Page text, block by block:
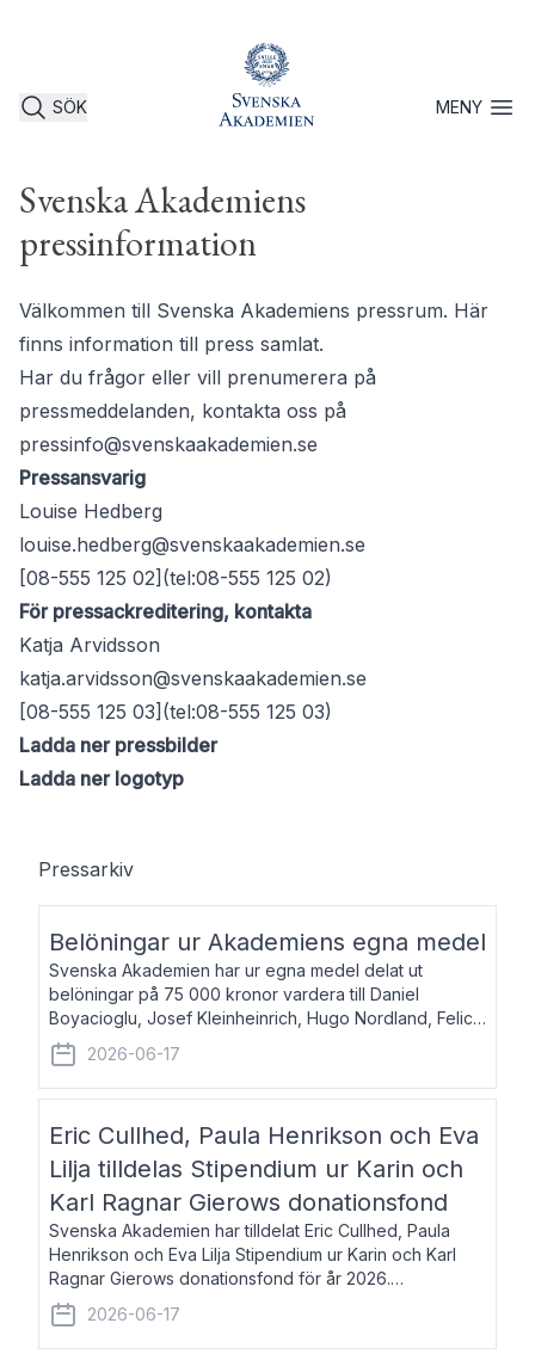
SÖK MENYÖppna
Svenska Akademiens
pressinformation
Välkommen till Svenska Akademiens pressrum. Här
finns information till press samlat.
Har du frågor eller vill prenumerera på
pressmeddelanden, kontakta oss på
pressinfo@svenskaakademien.se
Pressansvarig
Louise Hedberg
louise.hedberg@svenskaakademien.se
[08-555 125 02](tel:08-555 125 02)
För pressackreditering, kontakta
Katja Arvidsson
katja.arvidsson@svenskaakademien.se
[08-555 125 03](tel:08-555 125 03)
Ladda ner pressbilder
Ladda ner logotyp
Pressarkiv
Belöningar ur Akademiens egna medel
Svenska Akademien har ur egna medel delat ut
belöningar på 75 000 kronor vardera till Daniel
Boyacioglu, Josef Kleinheinrich, Hugo Nordland, Felicia
Stenroth och Svante Strandberg. Daniel Boyacioglu,
född 1981, är poet och scenartist. Josef
2026-06-17
Eric Cullhed, Paula Henrikson och Eva
Lilja tilldelas Stipendium ur Karin och
Karl Ragnar Gierows donationsfond
Svenska Akademien har tilldelat Eric Cullhed, Paula
Henrikson och Eva Lilja Stipendium ur Karin och Karl
Ragnar Gierows donationsfond för år 2026.
Stipendiebeloppet är på 70 000 kronor vardera. Eric
Cullhed, född 1985, är professor i grekis
2026-06-17